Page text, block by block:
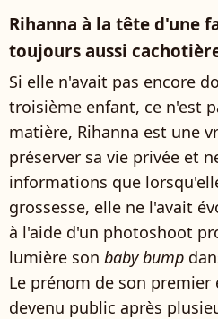
Rihanna à la tête d'une
toujours aussi
Si elle n'avait pas encore
troisième enfant, ce n'est
matière, Rihanna est une
préserver sa vie privée et
informations que
grossesse, elle ne l'avait
à l'aide d'un photoshoot
lumière son baby bump
Le prénom de son
devenu public après